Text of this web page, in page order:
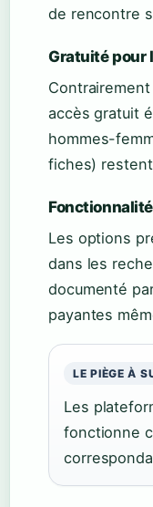
de rencontre
Gratuité pour
accès gratuit
hommes-
fiches)
Les options
dans les
documenté
payantes
LE PIÈGE À
Les
fonctionne